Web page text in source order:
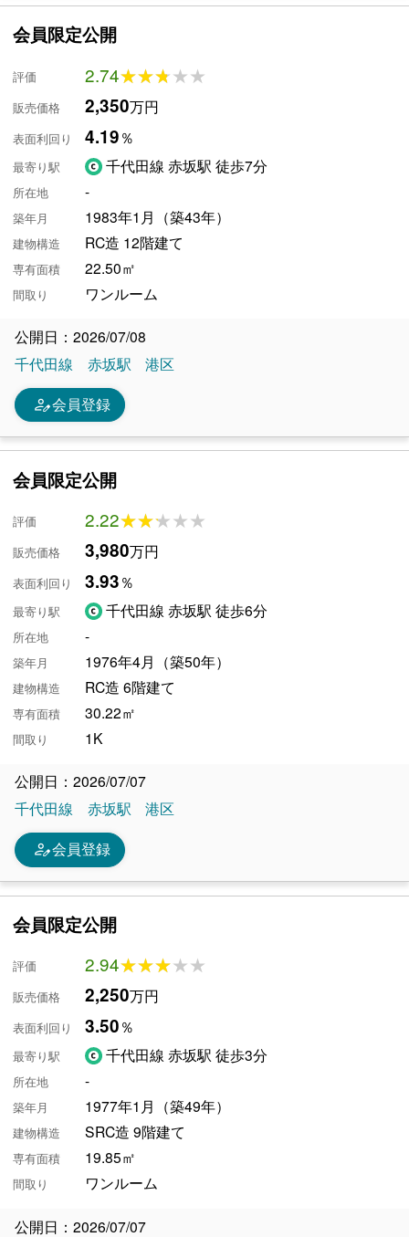
会員限定公開
評価 2.74★★★★★
★★★★★
販売価格 2,350万円
表面利回り 4.19％
最寄り駅 千代田線 赤坂駅 徒歩7分
所在地 -
築年月 1983年1月（築43年）
建物構造 RC造 12階建て
専有面積 22.50㎡
間取り ワンルーム
公開日：2026/07/08
千代田線
赤坂駅 港区
person_edit会員登録
会員限定公開
評価 2.22★★★★★
★★★★★
販売価格 3,980万円
表面利回り 3.93％
最寄り駅 千代田線 赤坂駅 徒歩6分
所在地 -
築年月 1976年4月（築50年）
建物構造 RC造 6階建て
専有面積 30.22㎡
間取り 1K
公開日：2026/07/07
千代田線
赤坂駅 港区
person_edit会員登録
会員限定公開
評価 2.94★★★★★
★★★★★
販売価格 2,250万円
表面利回り 3.50％
最寄り駅 千代田線 赤坂駅 徒歩3分
所在地 -
築年月 1977年1月（築49年）
建物構造 SRC造 9階建て
専有面積 19.85㎡
間取り ワンルーム
公開日：2026/07/07